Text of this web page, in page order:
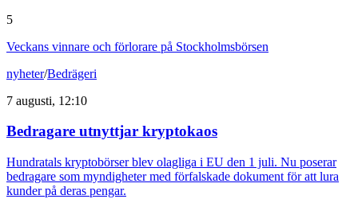
5
Veckans vinnare och förlorare på Stockholmsbörsen
nyheter/Bedrägeri
7 augusti, 12:10
Bedragare utnyttjar kryptokaos
Hundratals kryptobörser blev olagliga i EU den 1 juli. Nu poserar
bedragare som myndigheter med förfalskade dokument för att lura
kunder på deras pengar.